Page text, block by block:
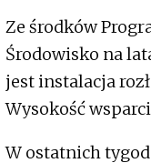
Ze środków
Środowisko na
jest instalacja
Wysokość
W ostatnich